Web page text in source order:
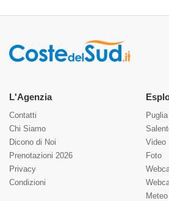
L'Agenzia
Contatti
Chi Siamo
Dicono di Noi
Prenotazioni 2026
Privacy
Condizioni
Puglia
Video
Foto
Meteo